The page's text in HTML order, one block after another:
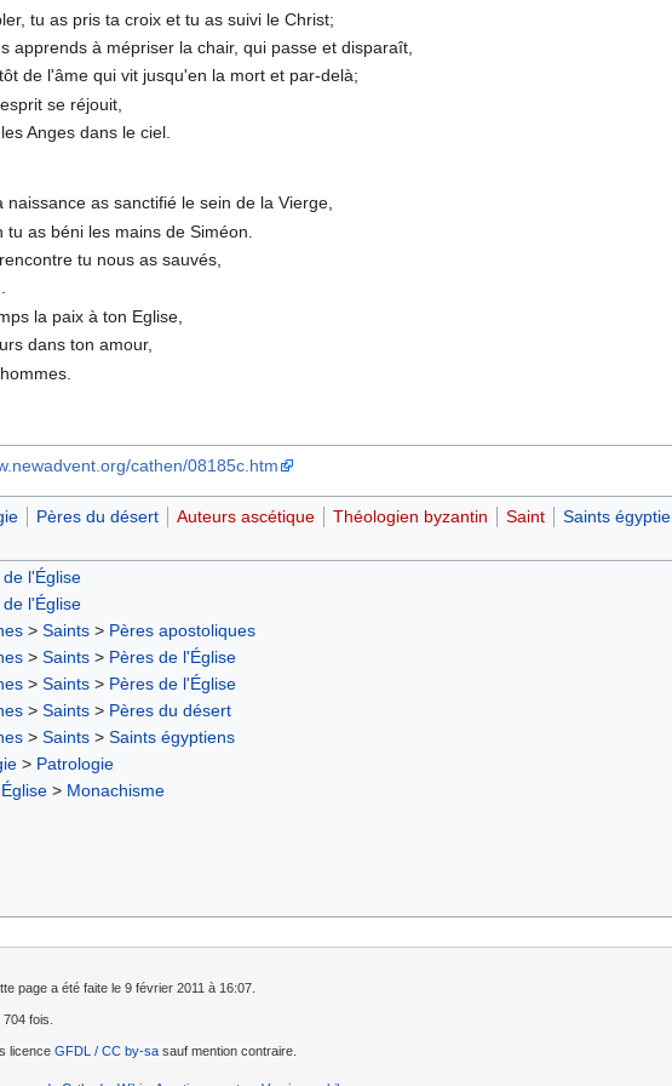
tu as pris ta croix et tu as suivi le Christ;
apprends à mépriser la chair, qui passe et disparaît,
de l'âme qui vit jusqu'en la mort et par-delà;
se réjouit,
Anges dans le ciel.
naissance as sanctifié le sein de la Vierge,
tu as béni les mains de Siméon.
tu nous as sauvés,
la paix à ton Eglise,
dans ton amour,
cathen/08185c.htm
Pères du désert Auteurs ascétique Théologien byzantin Saint Saints
l'Église
l'Église
> Saints > Pères apostoliques
> Saints > Pères de l'Église
> Saints > Pères de l'Église
> Saints > Pères du désert
> Saints > Saints égyptiens
> Patrologie
> Monachisme
page a été faite le 9 février 2011 à 16:07.
fois.
licence GFDL / CC by-sa sauf mention contraire.